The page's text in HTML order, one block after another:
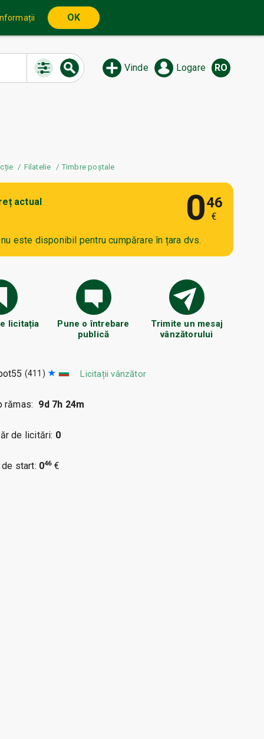
OK
Vinde Logare RO
Filatelie Timbre poștale
actual 046
€
este disponibil pentru cumpărare în țara dvs.
licitația
Pune o întrebare
publică
Trimite un mesaj
vânzătorului
(411) Licitații vânzător
rămas: 9d 7h 24m
de licitări: 0
start: 046€